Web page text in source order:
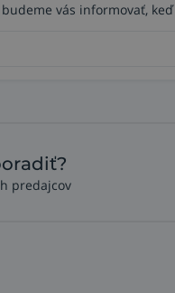
vás informovať,
predajcov